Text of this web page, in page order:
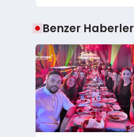
Benzer Haberler